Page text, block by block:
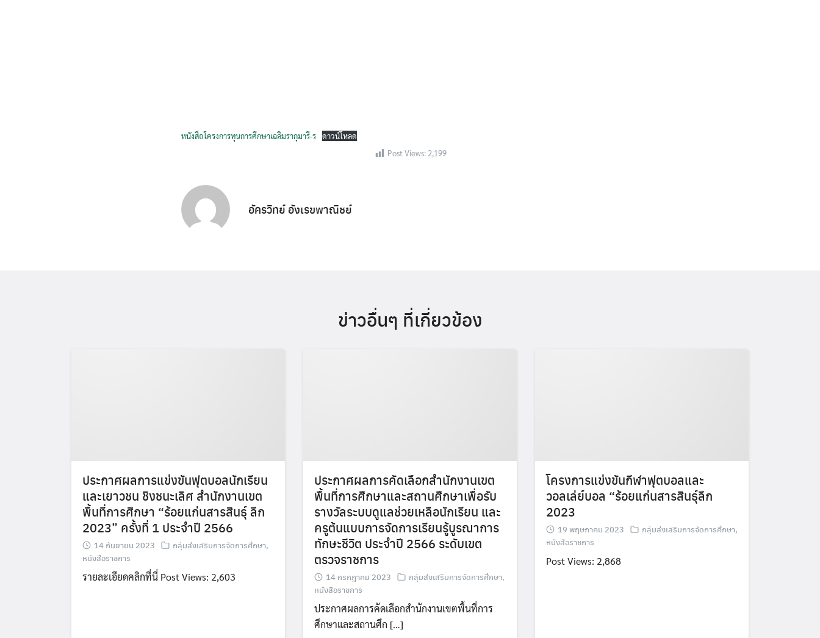
Search
หนังสือโครงการทุนการศึกษาเฉลิมรากุมารี-ร ดาวน์โหลด
Post Views: 2,199
อัครวิทย์ อังเรขพาณิชย์
ข่าวอื่นๆ ที่เกี่ยวข้อง
ประกาศผลการแข่งขันฟุตบอลนักเรียน
และเยาวชน ชิงชนะเลิศ สำนักงานเขต
พื้นที่การศึกษา “ร้อยแก่นสารสินธ์ุ ลีก
2023” ครั้งที่ 1 ประจำปี 2566
14 กันยายน 2023 กลุ่มส่งเสริมการจัดการศึกษา,
หนังสือราชการ
รายละเอียดคลิกที่นี่ Post Views: 2,603
ประกาศผลการคัดเลือกสำนักงานเขต
พื้นที่การศึกษาและสถานศึกษาเพื่อรับ
รางวัลระบบดูแลช่วยเหลือนักเรียน และ
ครูต้นแบบการจัดการเรียนรู้บูรณาการ
ทักษะชีวิต ประจำปี 2566 ระดับเขต
ตรวจราชการ
14 กรกฎาคม 2023 กลุ่มส่งเสริมการจัดการศึกษา,
หนังสือราชการ
ประกาศผลการคัดเลือกสำนักงานเขตพื้นที่การ
ศึกษาและสถานศึก […]
โครงการแข่งขันกีฬาฟุตบอลและ
วอลเล่ย์บอล “ร้อยแก่นสารสินธ์ุลีก
2023
19 พฤษภาคม 2023 กลุ่มส่งเสริมการจัดการศึกษา,
หนังสือราชการ
Post Views: 2,868